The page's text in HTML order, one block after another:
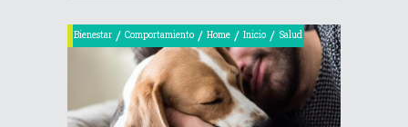
Bienestar / Comportamiento / Home / Inicio / Salud